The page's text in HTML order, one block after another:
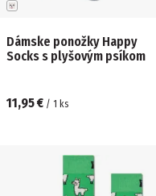
Dámske ponožky Happy
Socks s plyšovým psíkom
11,95 € / 1 ks